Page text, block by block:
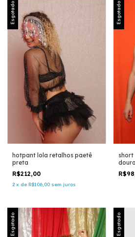
Esgotado
hotpant lola retalhos paetê
preta
R$212,00
2 x de R$106,00 sem juros
Esgotado
short
Esgotado Esgotado